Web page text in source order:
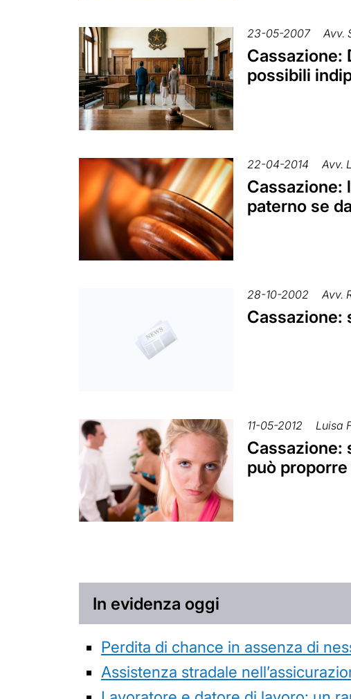
23-05-2007 Avv.
Cassazione:
possibili
22-04-2014 Avv.
Cassazione:
paterno se
28-10-2002 Avv.
Cassazione:
11-05-2012 Luisa
Cassazione:
può
In evidenza oggi
Perdita di chance in assenza di
Assistenza stradale